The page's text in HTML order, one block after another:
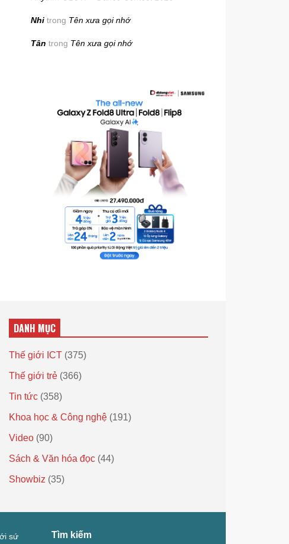
Nhi trong Tên xưa gọi nhớ
Tân trong Tên xưa gọi nhớ
DANH MỤC
Thế giới ICT (375)
Thế giới trẻ (366)
Tin tức (358)
Khoa học & Công nghệ (191)
Video (90)
Sách & Văn hóa đọc (44)
Showbiz (35)
sứ Tìm kiếm